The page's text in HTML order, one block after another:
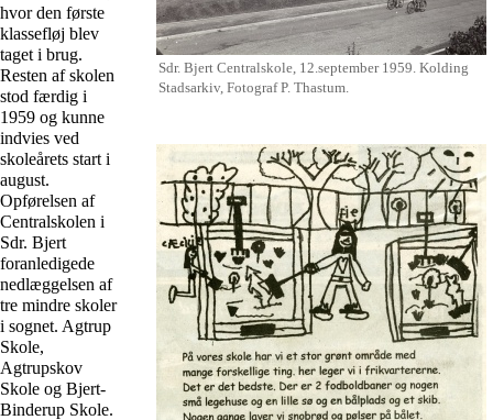
Sdr. Bjert Centralskole, 12.september 1959 Kolding
Stadsarkiv, FotografP. Thastum
hvor den første
klassefløj blev
taget i brug.
Resten af skolen
stod færdig i
1959 og kunne
indvies ved
skoleårets start i
august.
Opførelsen af
Centralskolen i
Sdr. Bjert
foranledigede
nedlæggelsen af
tre mindre skoler
i sognet. Agtrup
Skole,
Agtrupskov
Skole og Bjert-
Binderup Skole.